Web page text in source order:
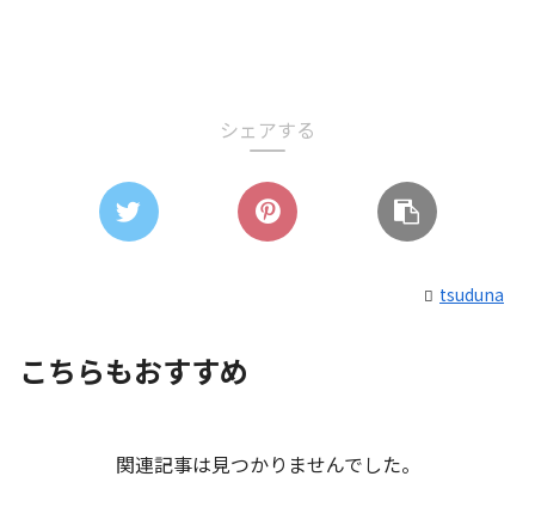
シェアする
tsuduna
こちらもおすすめ
関連記事は見つかりませんでした。